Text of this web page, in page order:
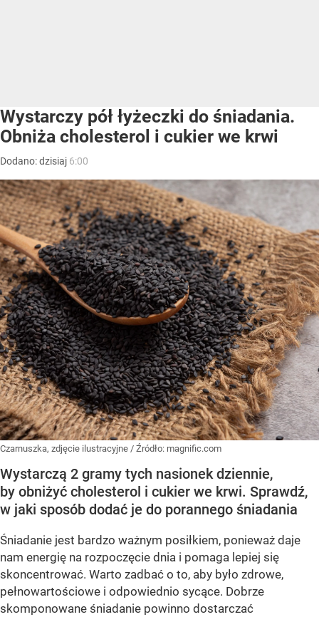
Wystarczy pół łyżeczki do śniadania.
Obniża cholesterol i cukier we krwi
Dodano:dzisiaj 6:00
Czarnuszka, zdjęcie ilustracyjne / Źródło: magnific.com
Wystarczą 2 gramy tych nasionek dziennie,
by obniżyć cholesterol i cukier we krwi. Sprawdź,
w jaki sposób dodać je do porannego śniadania
Śniadanie jest bardzo ważnym posiłkiem, ponieważ daje
nam energię na rozpoczęcie dnia i pomaga lepiej się
skoncentrować. Warto zadbać o to, aby było zdrowe,
pełnowartościowe i odpowiednio sycące. Dobrze
skomponowane śniadanie powinno dostarczać